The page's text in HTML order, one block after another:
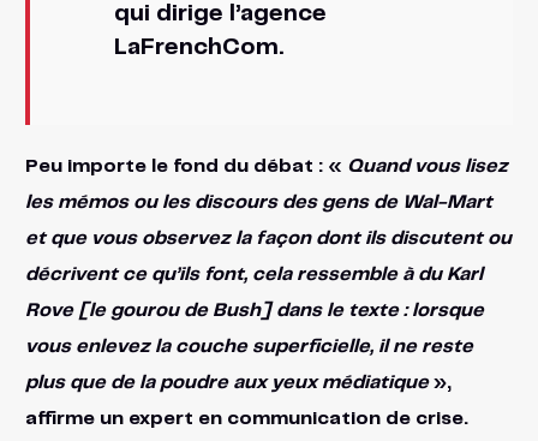
qui dirige l’agence
LaFrenchCom.
Peu importe le fond du débat : « Quand vous lisez
les mémos ou les discours des gens de Wal-Mart
et que vous observez la façon dont ils discutent ou
décrivent ce qu’ils font, cela ressemble à du Karl
Rove [le gourou de Bush] dans le texte : lorsque
vous enlevez la couche superficielle, il ne reste
plus que de la poudre aux yeux médiatique»,
affirme un expert en communication de crise.